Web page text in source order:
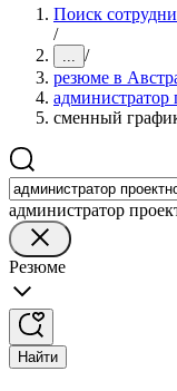
Поиск
/
... /
резюме в
администратор
сменный
администратор
Резюме
Найти